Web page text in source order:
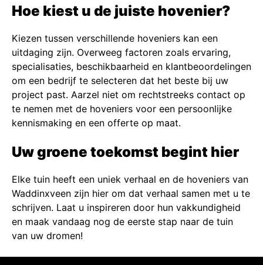
Hoe kiest u de juiste hovenier?
Kiezen tussen verschillende hoveniers kan een
uitdaging zijn. Overweeg factoren zoals ervaring,
specialisaties, beschikbaarheid en klantbeoordelingen
om een bedrijf te selecteren dat het beste bij uw
project past. Aarzel niet om rechtstreeks contact op
te nemen met de hoveniers voor een persoonlijke
kennismaking en een offerte op maat.
Uw groene toekomst begint hier
Elke tuin heeft een uniek verhaal en de hoveniers van
Waddinxveen zijn hier om dat verhaal samen met u te
schrijven. Laat u inspireren door hun vakkundigheid
en maak vandaag nog de eerste stap naar de tuin
van uw dromen!